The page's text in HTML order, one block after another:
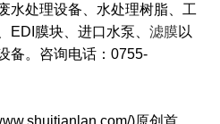
水处理设备、水处理树脂、工
EDI膜块、进口水泵、 滤膜以
备。咨询电话：0755-
)原创首